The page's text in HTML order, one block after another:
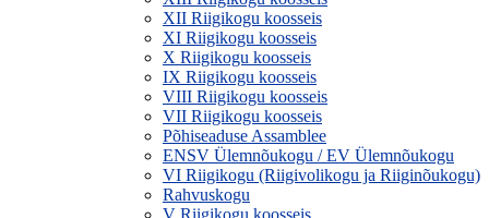
XII Riigikogu koosseis
XI Riigikogu koosseis
X Riigikogu koosseis
IX Riigikogu koosseis
VIII Riigikogu koosseis
VII Riigikogu koosseis
Põhiseaduse Assamblee
ENSV Ülemnõukogu / EV Ülemnõukogu
VI Riigikogu (Riigivolikogu ja Riiginõukogu)
Rahvuskogu